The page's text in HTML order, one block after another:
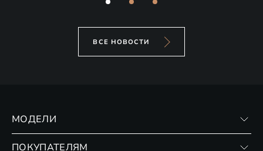
ВСЕ НОВОСТИ
МОДЕЛИ
VX
ПОКУПАТЕЛЯМ